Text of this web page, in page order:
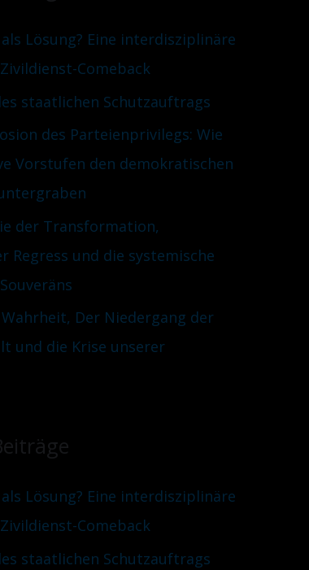
Lösung? Eine interdisziplinäre
Comeback
staatlichen Schutzauftrags
des Parteienprivilegs: Wie
Vorstufen den demokratischen
der Transformation,
Regress und die systemische
Der Niedergang der
und die Krise unserer
Lösung? Eine interdisziplinäre
Comeback
staatlichen Schutzauftrags